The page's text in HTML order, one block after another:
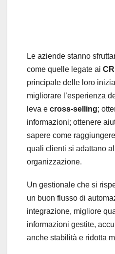
Le aziende stanno
come quelle legate ai
principale delle loro
migliorare l’esperienza
leva e cross-selling;
informazioni; ottenere
sapere come
quali clienti si adattano
organizzazione.
Un gestionale che si
un buon flusso di
integrazione, migliore
informazioni gestite,
anche stabilità e ridotta